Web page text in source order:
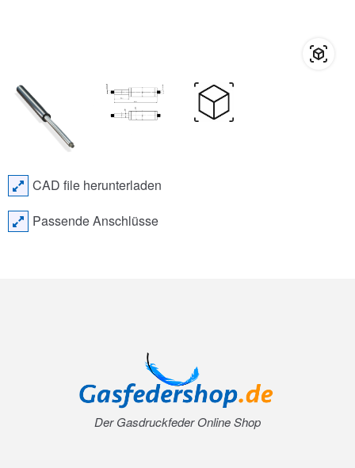
CAD file herunterladen
Passende Anschlüsse
Der Gasdruckfeder Online Shop